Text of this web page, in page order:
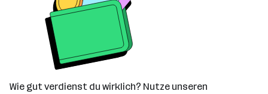
Wie gut verdienst du wirklich? Nutze unseren